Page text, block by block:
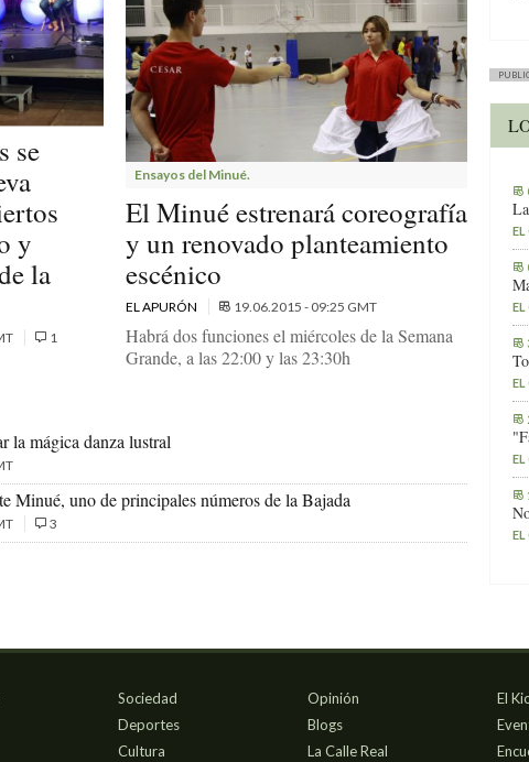
se
y
la
1
Ensayos del Minué.
El Minué estrenará coreografía
y un renovado planteamiento
escénico
EL APURÓN 19.06.2015 - 09:25 GMT
Habrá dos funciones el miércoles de la Semana
Grande, a las 22:00 y las 23:30h
la mágica danza lustral
Minué, uno de principales números de la Bajada
3
EL
EL
EL
EL
EL
Sociedad
Deportes
Cultura
Opinión
Blogs
La Calle Real
El